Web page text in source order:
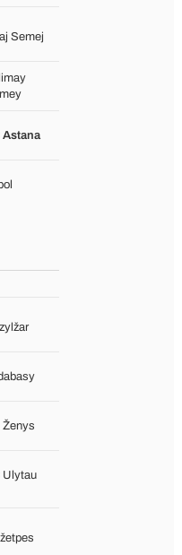
Semej
Astana
Ženys
Ulytau